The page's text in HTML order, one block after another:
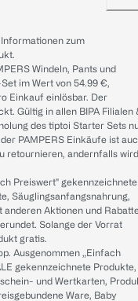
zum
Windeln, Pants und
im Wert von 54.99 €,
Einkauf einlösbar. Der
Gültig in allen BIPA Filialen
des tiptoi Starter Sets
PAMPERS Einkäufe ist
retournieren, andernfalls wird
Preiswert" gekennzeichnete
Säuglingsanfangsnahrung,
Aktionen und
Solange der Vorrat
gratis.
Ausgenommen „Einfach
gekennzeichnete Produkte,
und Wertkarten,
Ware, Baby